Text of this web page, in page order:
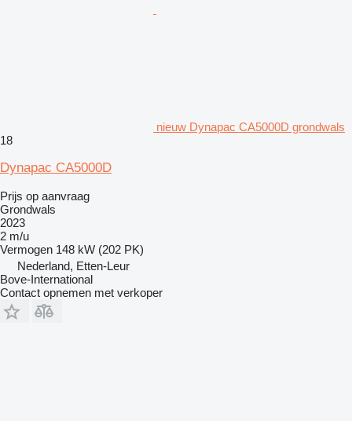
nieuw Dynapac CA5000D grondwals
18
Dynapac CA5000D
Prijs op aanvraag
Grondwals
2023
2 m/u
Vermogen 148 kW (202 PK)
Nederland, Etten-Leur
Bove-International
Contact opnemen met verkoper